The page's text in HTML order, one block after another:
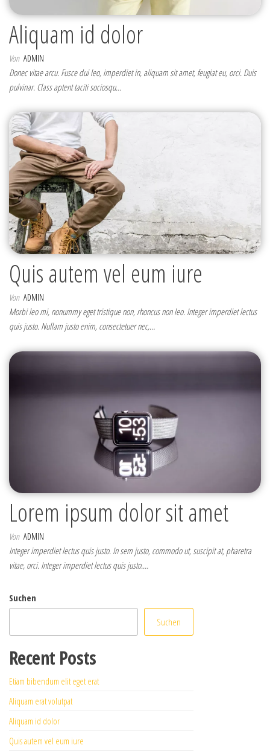
Aliquam id dolor
Von ADMIN
Donec vitae arcu. Fusce dui leo, imperdiet in, aliquam sit amet, feugiat eu, orci. Duis
pulvinar. Class aptent taciti sociosqu…
Quis autem vel eum iure
Von ADMIN
Morbi leo mi, nonummy eget tristique non, rhoncus non leo. Integer imperdiet lectus
quis justo. Nullam justo enim, consectetuer nec,…
Lorem ipsum dolor sit amet
Von ADMIN
Integer imperdiet lectus quis justo. In sem justo, commodo ut, suscipit at, pharetra
vitae, orci. Integer imperdiet lectus quis justo.…
Suchen
Suchen
Recent Posts
Etiam bibendum elit eget erat
Aliquam erat volutpat
Aliquam id dolor
Quis autem vel eum iure